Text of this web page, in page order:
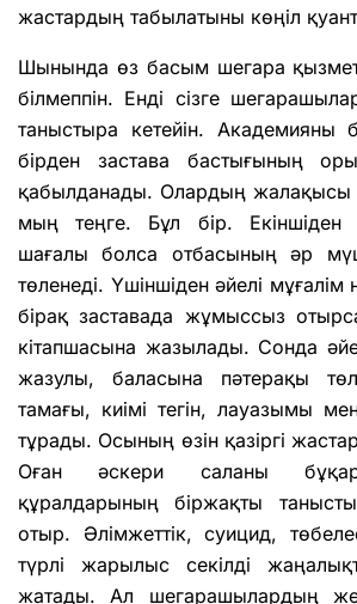
жастардың табылатыны көңіл
Шынында өз басым шегара
білмеппін. Енді сізге
таныстыра кетейін. Академияны
бірден застава бастығының
қабылданады. Олардың жалақысы
мың теңге. Бұл бір. Екіншіден
шағалы болса отбасының әр
төленеді. Үшіншіден әйелі мұғалім
бірақ заставада жұмыссыз
кітапшасына жазылады. Сонда
жазулы, баласына пәтерақы
тамағы, киімі тегін, лауазымы
тұрады. Осының өзін қазіргі
Оған әскери саланы
құралдарының біржақты
отыр. Әлімжеттік, суицид,
түрлі жарылыс секілді
жатады. Ал шегарашылардың